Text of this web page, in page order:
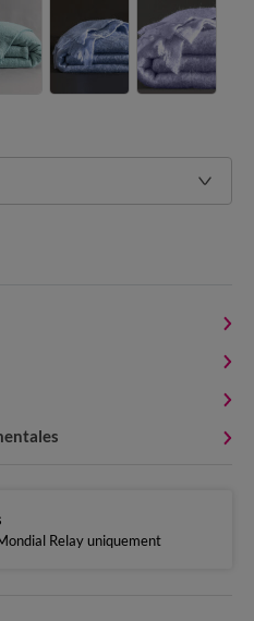
Relay uniquement